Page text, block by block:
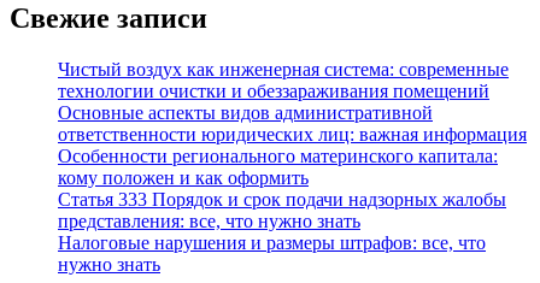
Свежие записи
Чистый воздух как инженерная система: современные
технологии очистки и обеззараживания помещений
Основные аспекты видов административной
ответственности юридических лиц: важная информация
Особенности регионального материнского капитала:
кому положен и как оформить
Статья 333 Порядок и срок подачи надзорных жалобы
представления: все, что нужно знать
Налоговые нарушения и размеры штрафов: все, что
нужно знать